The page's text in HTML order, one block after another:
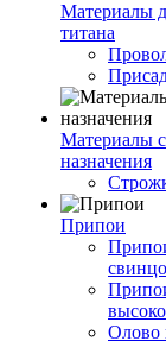
Материалы
титана
Материалы
назначения
Припои
Олово